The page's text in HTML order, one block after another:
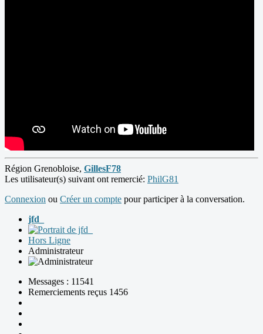
Région Grenobloise, GillesF78
Les utilisateur(s) suivant ont remercié: PhilG81
Connexion ou Créer un compte pour participer à la conversation.
jfd_
Hors Ligne
Administrateur
Messages : 11541
Remerciements reçus 1456